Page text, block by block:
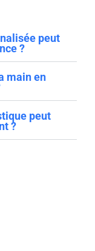
peut
?
main en
peut
?